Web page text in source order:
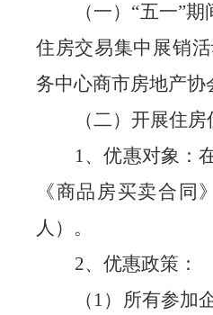
（一） “五一”期
住房交易集中展销
务中心商市房地产协
（二）开展住房
1、优惠对象：
《商品房买卖合同
人）。
2、优惠政策：
（ 1） 所有参加